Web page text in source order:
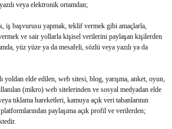
veya elektronik ortamdan;
iş başvurusu yapmak, teklif vermek gibi amaçlarla,
ve sair yollarla kişisel verilerini paylaşan kişilerden
yüz yüze ya da mesafeli, sözlü veya yazılı ya da
yoldan elde edilen, web sitesi, blog, yarışma, anket, oyun,
(mikro) web sitelerinden ve sosyal medyadan elde
tıklama hareketleri, kamuya açık veri tabanlarının
paylaşıma açık profil ve verilerden;